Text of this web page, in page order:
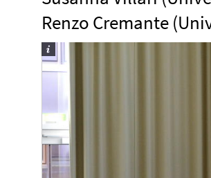
Renzo Cremante